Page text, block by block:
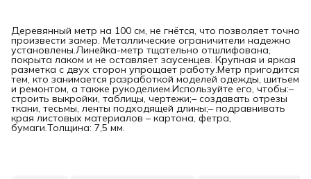
Деревянный метр на 100 см, не гнётся, что позволяет точно
произвести замер. Металлические ограничители надежно
установлены.Линейка-метр тщательно отшлифована,
покрыта лаком и не оставляет заусенцев. Крупная и яркая
разметка с двух сторон упрощает работу.Метр пригодится
тем, кто занимается разработкой моделей одежды, шитьем
и ремонтом, а также рукоделием.Используйте его, чтобы:–
строить выкройки, таблицы, чертежи;– создавать отрезы
ткани, тесьмы, ленты подходящей длины;– подравнивать
края листовых материалов – картона, фетра,
бумаги.Толщина: 7,5 мм.